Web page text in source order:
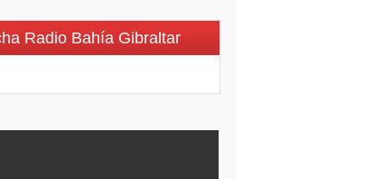
Radio Bahía Gibraltar